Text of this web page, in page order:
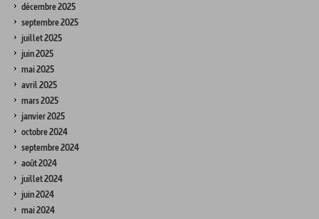
décembre 2025
septembre 2025
juillet 2025
juin 2025
mai 2025
avril 2025
mars 2025
janvier 2025
octobre 2024
septembre 2024
août 2024
juillet 2024
juin 2024
mai 2024